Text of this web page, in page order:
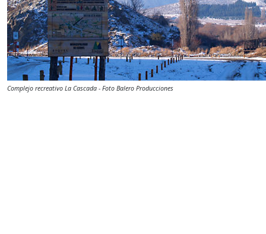
Complejo recreativo La Cascada - Foto Balero Producciones